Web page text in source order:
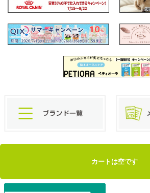
カートは空です